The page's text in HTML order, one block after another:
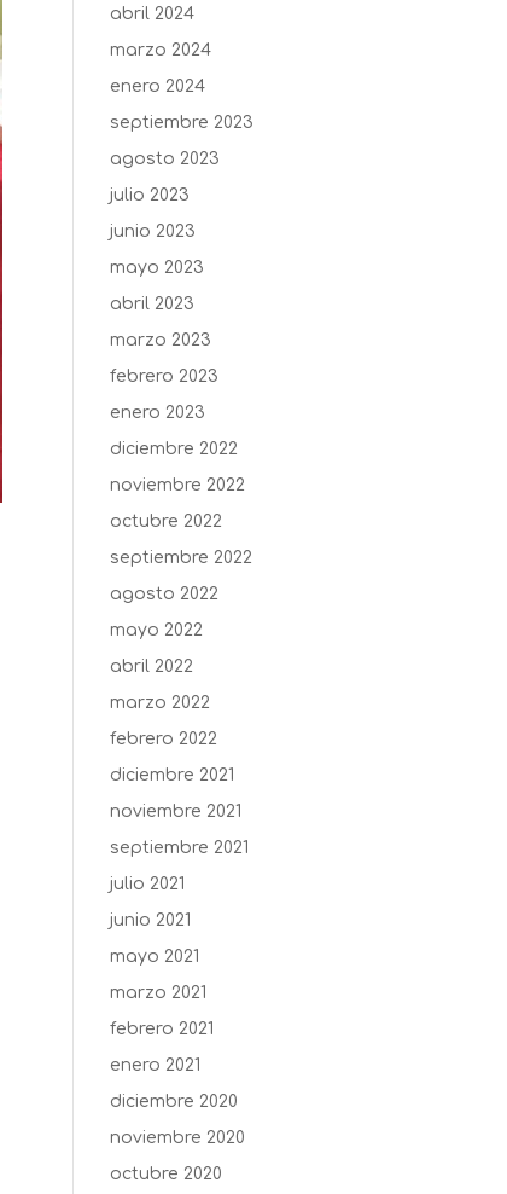
abril 2024
marzo 2024
enero 2024
septiembre 2023
agosto 2023
julio 2023
junio 2023
mayo 2023
abril 2023
marzo 2023
febrero 2023
enero 2023
diciembre 2022
noviembre 2022
octubre 2022
septiembre 2022
agosto 2022
mayo 2022
abril 2022
marzo 2022
febrero 2022
diciembre 2021
noviembre 2021
septiembre 2021
julio 2021
junio 2021
mayo 2021
marzo 2021
febrero 2021
enero 2021
diciembre 2020
noviembre 2020
octubre 2020